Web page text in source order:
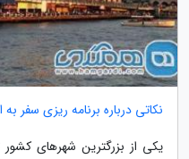
نکاتی درباره برنامه ریزی سفر به
یکی از بزرگترین شهرهای کشور